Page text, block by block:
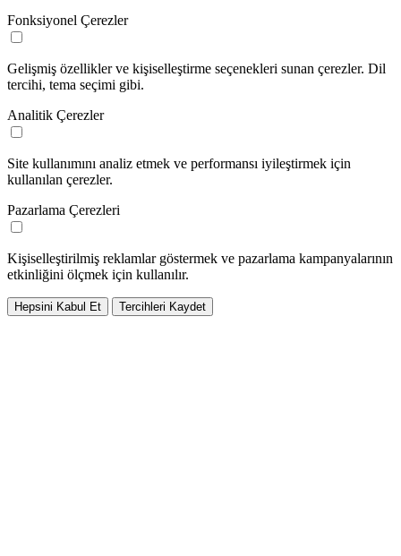
Fonksiyonel Çerezler
Gelişmiş özellikler ve kişiselleştirme seçenekleri sunan çerezler. Dil
tercihi, tema seçimi gibi.
Analitik Çerezler
Site kullanımını analiz etmek ve performansı iyileştirmek için
kullanılan çerezler.
Pazarlama Çerezleri
Kişiselleştirilmiş reklamlar göstermek ve pazarlama kampanyalarının
etkinliğini ölçmek için kullanılır.
Hepsini Kabul Et Tercihleri Kaydet